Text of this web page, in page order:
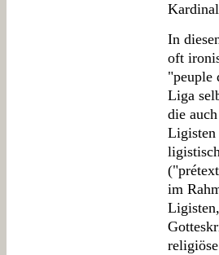
In
oft
"peuple
Liga
die
Ligisten
im